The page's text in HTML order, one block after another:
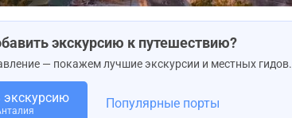
экскурсию к путешествию?
— покажем лучшие экскурсии и местных гидов.
экскурсию Популярные порты